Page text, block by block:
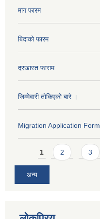
माग फारम
बिदाको फारम
दरखास्त फाराम
जिम्मेवारी तोकिएको बारे ।
Migration Application Form
Pages
1 2 3
अन्य